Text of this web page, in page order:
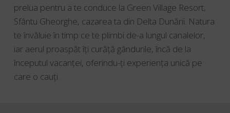
prelua pentru a te conduce la Green Village Resort,
Sfântu Gheorghe, cazarea ta din Delta Dunării. Natura
te învăluie în timp ce te plimbi de-a lungul canalelor,
iar aerul proaspăt îți curăță gândurile, încă de la
începutul vacanței, oferindu-ți experiența unică pe
care o cauți.